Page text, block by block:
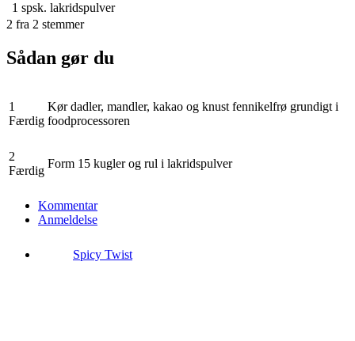
1 spsk. lakridspulver
2 fra 2 stemmer
Sådan gør du
1
Færdig
Kør dadler, mandler, kakao og knust fennikelfrø grundigt i
foodprocessoren
2
Færdig
Form 15 kugler og rul i lakridspulver
Kommentar
Anmeldelse
Spicy Twist